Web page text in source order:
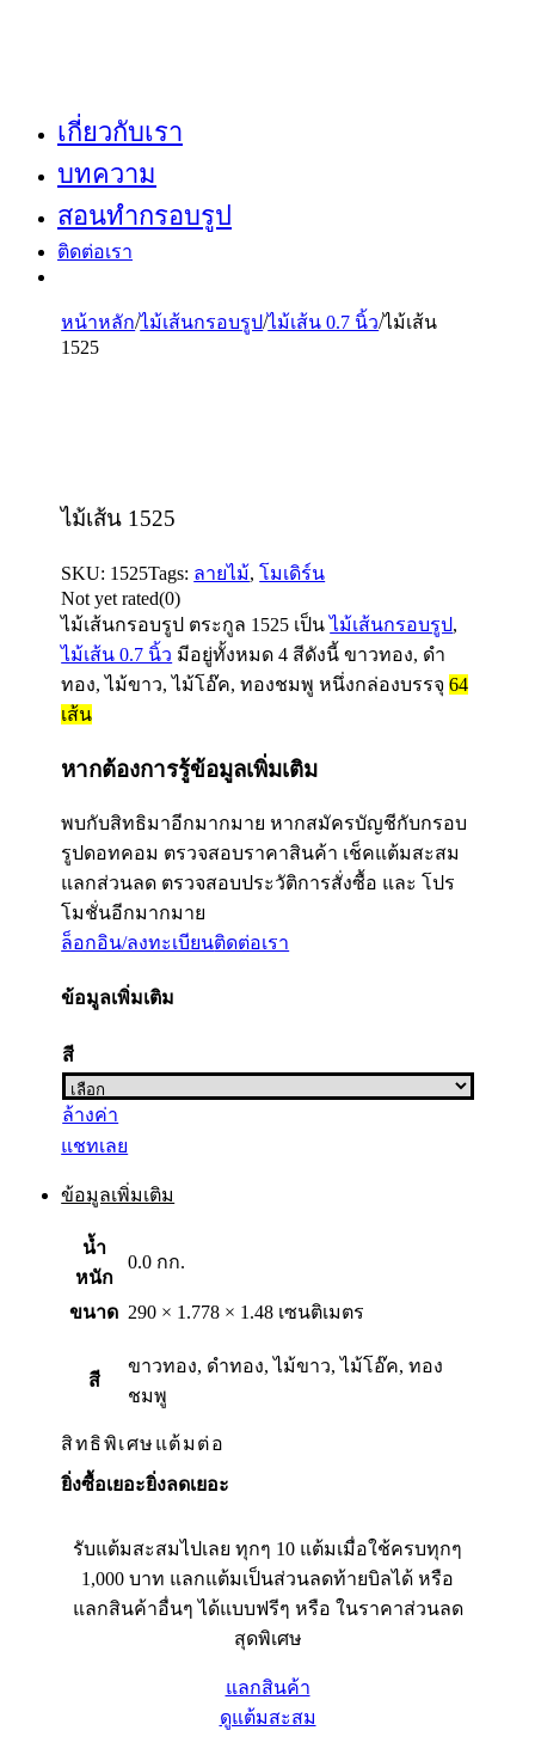
เกี่ยวกับเรา
บทความ
สอนทำกรอบรูป
ติดต่อเรา
หน้าหลัก/ไม้เส้นกรอบรูป/ไม้เส้น 0.7 นิ้ว/ไม้เส้น
1525
ไม้เส้น 1525
SKU: 1525Tags: ลายไม้,โมเดิร์น
Not yet rated(0)
ไม้เส้นกรอบรูป ตระกูล 1525 เป็นไม้เส้นกรอบรูป,
ไม้เส้น 0.7 นิ้ว มีอยู่ทั้งหมด 4 สีดังนี้ ขาวทอง, ดำ
ทอง, ไม้ขาว, ไม้โอ๊ค, ทองชมพู หนึ่งกล่องบรรจุ64
เส้น
หากต้องการรู้ข้อมูลเพิ่มเติม
พบกับสิทธิมาอีกมากมาย หากสมัครบัญชีกับกรอบ
รูปดอทคอม ตรวจสอบราคาสินค้า เช็คแต้มสะสม
แลกส่วนลด ตรวจสอบประวัติการสั่งซื้อ และ โปร
โมชั่นอีกมากมาย
ล็อกอิน/ลงทะเบียนติดต่อเรา
ข้อมูลเพิ่มเติม
สี
ล้างค่า
แชทเลย
ข้อมูลเพิ่มเติม
น้ำ
หนัก
0.0 กก.
ขนาด 290 × 1.778 × 1.48 เซนติเมตร
สี
ขาวทอง, ดำทอง, ไม้ขาว, ไม้โอ๊ค, ทอง
ชมพู
ยิ่งซื้อเยอะยิ่งลดเยอะ
สิทธิพิเศษแต้มต่อ
รับแต้มสะสมไปเลย ทุกๆ 10 แต้มเมื่อใช้ครบทุกๆ
1,000 บาท แลกแต้มเป็นส่วนลดท้ายบิลได้ หรือ
แลกสินค้าอื่นๆ ได้แบบฟรีๆ หรือ ในราคาส่วนลด
สุดพิเศษ
แลกสินค้า
ดูแต้มสะสม